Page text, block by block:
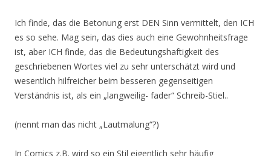
Ich finde, das die Betonung erst DEN Sinn vermittelt, den ICH
es so sehe. Mag sein, das dies auch eine Gewohnheitsfrage
ist, aber ICH finde, das die Bedeutungshaftigkeit des
geschriebenen Wortes viel zu sehr unterschätzt wird und
wesentlich hilfreicher beim besseren gegenseitigen
Verständnis ist, als ein „langweilig- fader“ Schreib-Stiel..
(nennt man das nicht „Lautmalung“?)
In Comics z.B. wird so ein Stil eigentlich sehr häufig